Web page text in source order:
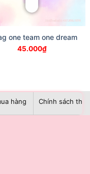
one team one dream
45.000₫
hàng Chính sách